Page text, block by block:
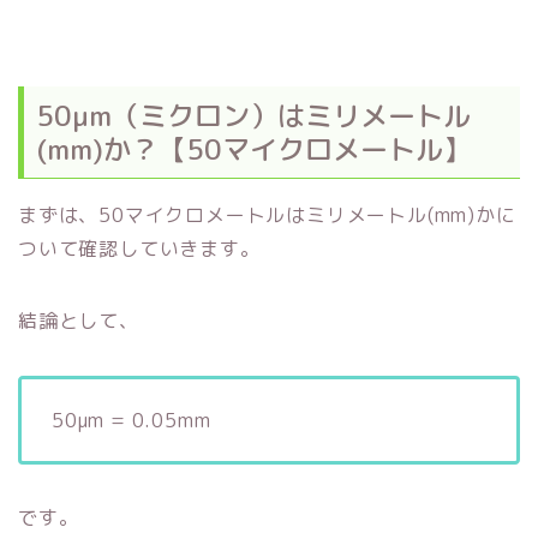
50μm（ミクロン）はミリメートル
(mm)か？【50マイクロメートル】
まずは、50マイクロメートルはミリメートル(mm)かに
ついて確認していきます。
結論として、
50μm = 0.05mm
です。